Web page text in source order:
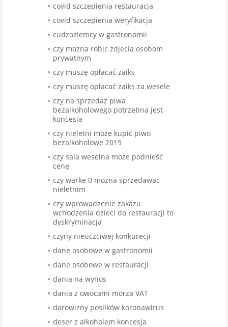
covid szczepienia restauracja
covid szczepienia weryfikacja
cudzoziemcy w gastronomii
czy mozna robic zdjecia osobom
prywatnym
czy muszę opłacać zaiks
czy muszę opłacać zaiks za wesele
czy na sprzedaz piwa
bezalkoholowego potrzebna jest
koncesja
czy nieletni może kupić piwo
bezalkoholowe 2019
czy sala weselna może podnieść
cenę
czy warke 0 mozna sprzedawac
nieletnim
czy wprowadzenie zakazu
wchodzenia dzieci do restauracji to
dyskryminacja
czyny nieuczciwej konkurecji
dane osobowe w gastronomii
dane osobowe w restauracji
dania na wynos
dania z owocami morza VAT
darowizny posiłków koronawirus
deser z alkoholem koncesja